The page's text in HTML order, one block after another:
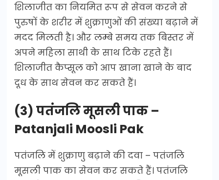
शिलाजीत का नियमित रूप से सेवन करने से
पुरुषों के शरीर में शुक्राणुओं की संख्या बढ़ाने में
मदद मिलती है। और लम्बे समय तक बिस्तर में
अपने महिला साथी के साथ टिके रहते हैं।
शिलाजीत कैप्सूल को आप खाना खाने के बाद
दूध के साथ सेवन कर सकते हैं।
(3) पतंजलि मूसली पाक –
Patanjali Moosli Pak
पतंजलि में शुक्राणु बढ़ाने की दवा – पतंजलि
मूसली पाक का सेवन कर सकते हैं। पतंजलि